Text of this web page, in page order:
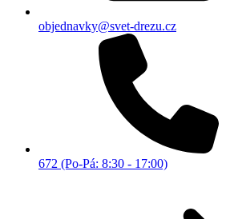
objednavky@svet-drezu.cz
672 (Po-Pá: 8:30 - 17:00)